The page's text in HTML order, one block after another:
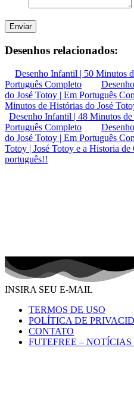
Enviar
Desenhos relacionados:
Desenho Infantil | 50 Minutos
Português Completo
do José Totoy | Em Português
Minutos de Histórias do José
Desenho Infantil | 48 Minutos
Português Completo
do José Totoy | Em Português
Totoy | José Totoy e a Historia
português!!
INSIRA SEU E-MAIL
TERMOS DE USO
POLÍTICA DE
CONTATO
FUTEFREE – NOTÍCIAS